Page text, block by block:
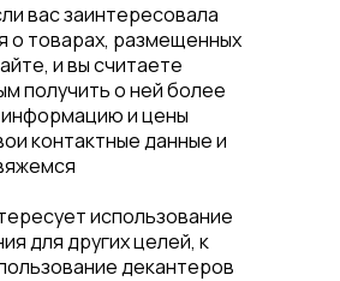
вас заинтересовала
о товарах, размещенных
и вы считаете
получить о ней более
и цены
контактные данные и
использование
для других целей, к
декантеров